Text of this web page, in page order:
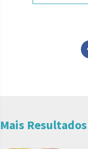
Mais Resultados